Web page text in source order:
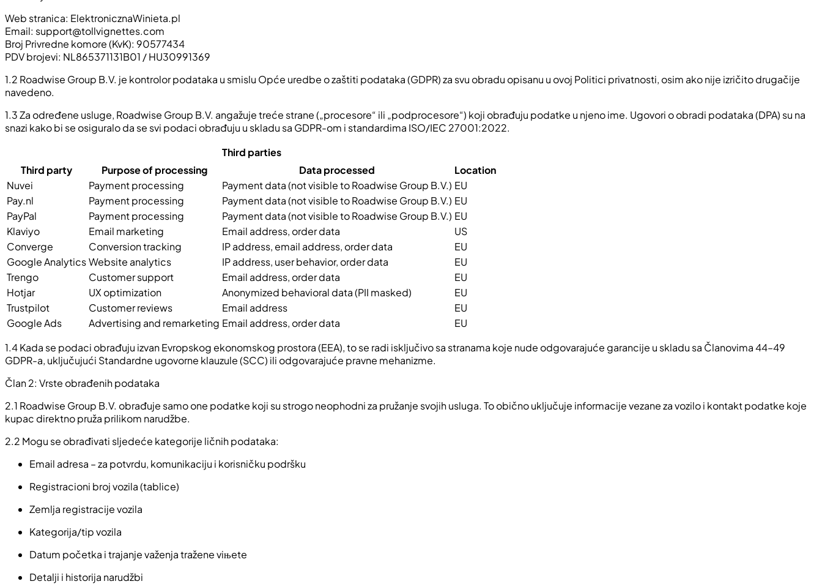
Web stranica: ElektronicznaWinieta.pl
Email: support@tollvignettes.com
Broj Privredne komore (KvK): 90577434
PDV brojevi: NL865371131B01 / HU30991369
1.2 Roadwise Group B.V. je kontrolor podataka u smislu Opće uredbe o zaštiti podataka (GDPR) za svu obradu opisanu u ovoj Politici privatnosti, osim ako nije izričito drugačije
navedeno.
1.3 Za određene usluge, Roadwise Group B.V. angažuje treće strane („procesore“ ili „podprocesore“) koji obrađuju podatke u njeno ime. Ugovori o obradi podataka (DPA) su na
snazi kako bi se osiguralo da se svi podaci obrađuju u skladu sa GDPR-om i standardima ISO/IEC 27001:2022.
Third parties
Third party
Purpose of processing Data processed
Location
Nuvei
Payment processing Payment data (not visible to Roadwise Group B.V.) EU
Pay.nl
Payment processing Payment data (not visible to Roadwise Group B.V.) EU
PayPal
Payment processing Payment data (not visible to Roadwise Group B.V.) EU
Klaviyo
Email marketing Email address, order data
US
Converge
Conversion tracking IP address, email address, order data
EU
Google AnalyticsWebsite analytics IP address, user behavior, order data
EU
Trengo
Customer support Email address, order data
EU
Hotjar
UX optimization Anonymized behavioral data (PII masked)
EU
Trustpilot
Customer reviews Email address
EU
Google Ads
Advertising and remarketing Email address, order data
EU
1.4 Kada se podaci obrađuju izvan Evropskog ekonomskog prostora (EEA), to se radi isključivo sa stranama koje nude odgovarajuće garancije u skladu sa Članovima 44–49
GDPR-a, uključujući Standardne ugovorne klauzule (SCC) ili odgovarajuće pravne mehanizme.
Član 2: Vrste obrađenih podataka
2.1 Roadwise Group B.V. obrađuje samo one podatke koji su strogo neophodni za pružanje svojih usluga. To obično uključuje informacije vezane za vozilo i kontakt podatke koje
kupac direktno pruža prilikom narudžbe.
2.2 Mogu se obrađivati sljedeće kategorije ličnih podataka:
Email adresa – za potvrdu, komunikaciju i korisničku podršku
Registracioni broj vozila (tablice)
Zemlja registracije vozila
Kategorija/tip vozila
Datum početka i trajanje važenja tražene viњete
Detalji i historija narudžbi